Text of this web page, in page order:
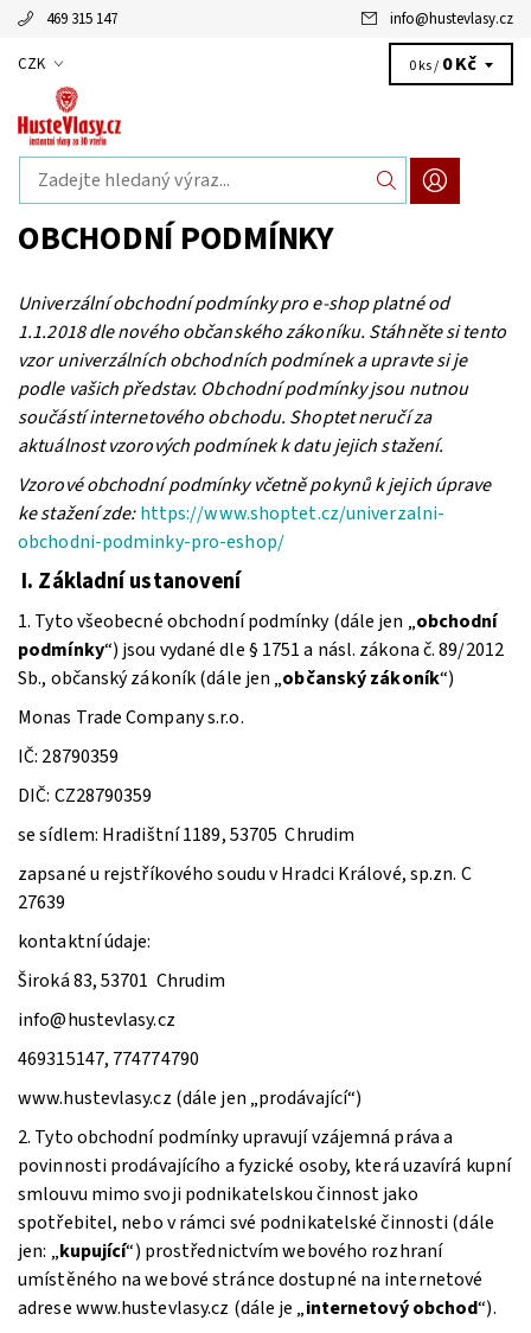
469 315 147 info@hustevlasy.cz
CZK 0 ks / 0 Kč
OBCHODNÍ PODMÍNKY
Univerzální obchodní podmínky pro e-shop platné od
1.1.2018 dle nového občanského zákoníku. Stáhněte si tento
vzor univerzálních obchodních podmínek a upravte si je
podle vašich představ. Obchodní podmínky jsou nutnou
součástí internetového obchodu. Shoptet neručí za
aktuálnost vzorových podmínek k datu jejich stažení.
Vzorové obchodní podmínky včetně pokynů k jejich úprave
ke stažení zde: https://www.shoptet.cz/univerzalni-
obchodni-podminky-pro-eshop/
I. Základní ustanovení
1. Tyto všeobecné obchodní podmínky (dále jen „obchodní
podmínky“) jsou vydané dle § 1751 a násl. zákona č. 89/2012
Sb., občanský zákoník (dále jen „občanský zákoník“)
Monas Trade Company s.r.o.
IČ: 28790359
DIČ: CZ28790359
se sídlem: Hradištní 1189, 53705 Chrudim
zapsané u rejstříkového soudu v Hradci Králové, sp.zn. C
27639
kontaktní údaje:
Široká 83, 53701 Chrudim
info@hustevlasy.cz
469315147, 774774790
www.hustevlasy.cz (dále jen „prodávající“)
2. Tyto obchodní podmínky upravují vzájemná práva a
povinnosti prodávajícího a fyzické osoby, která uzavírá kupní
smlouvu mimo svoji podnikatelskou činnost jako
spotřebitel, nebo v rámci své podnikatelské činnosti (dále
jen: „kupující“) prostřednictvím webového rozhraní
umístěného na webové stránce dostupné na internetové
adrese www.hustevlasy.cz (dále je „internetový obchod“).